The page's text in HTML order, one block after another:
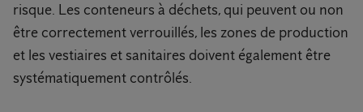
risque. Les conteneurs à déchets, qui peuvent ou non
être correctement verrouillés, les zones de production
et les vestiaires et sanitaires doivent également être
systématiquement contrôlés.